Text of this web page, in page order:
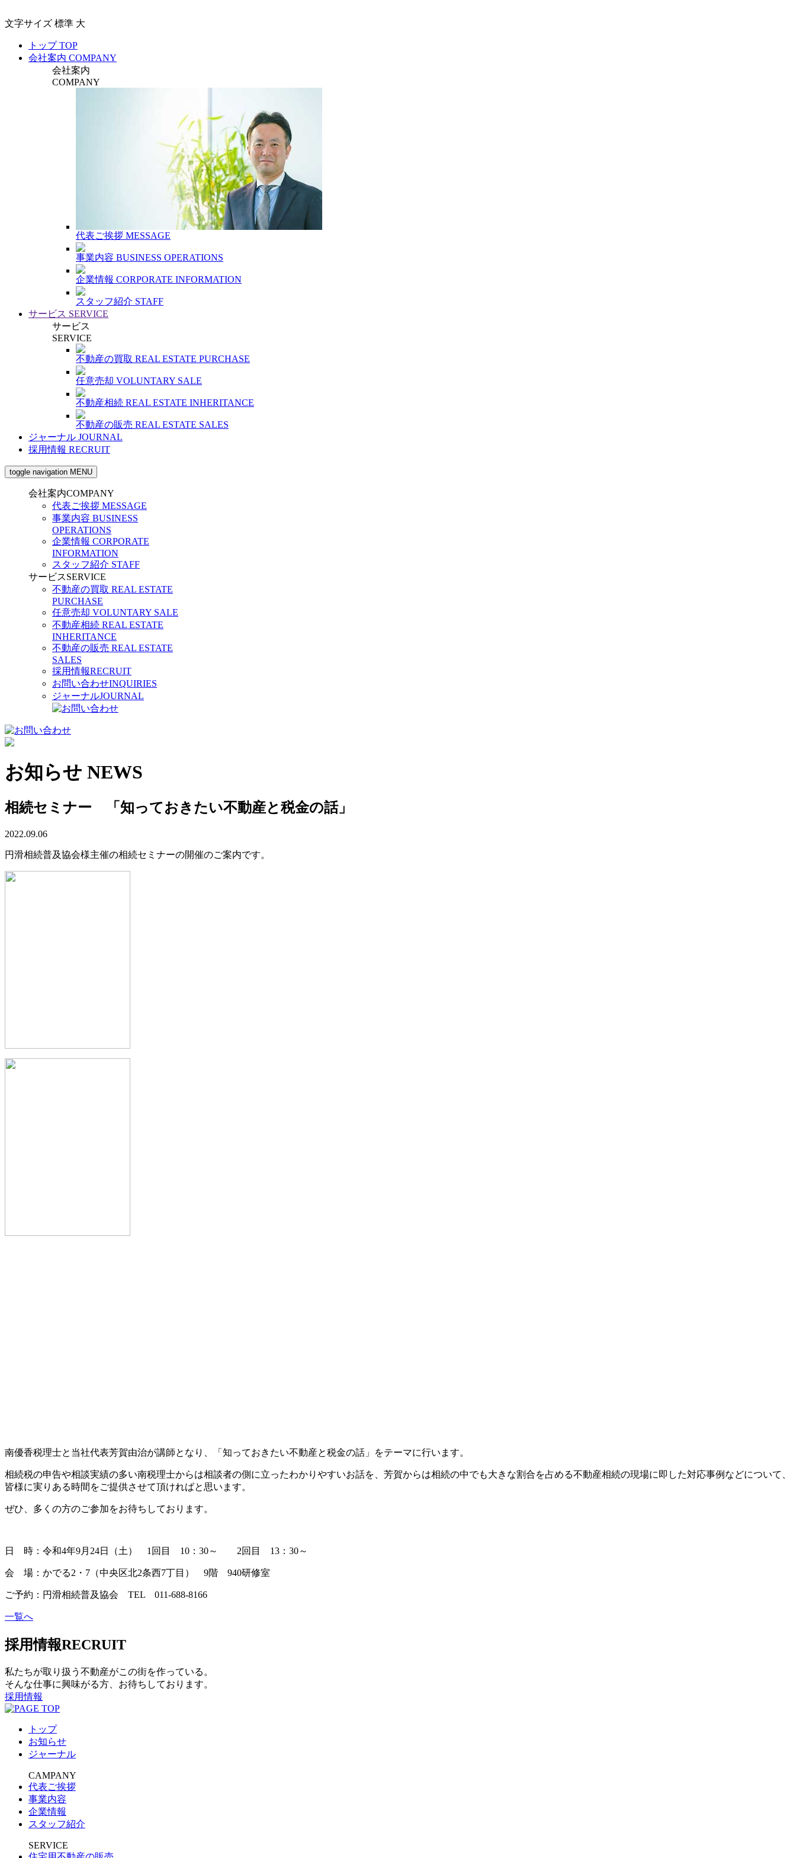
文字サイズ 標準 大
トップTOP
会社案内 COMPANY
会社案内
COMPANY
代表ご挨拶 MESSAGE
事業内容 BUSINESS OPERATIONS
企業情報 CORPORATE INFORMATION
スタッフ紹介 STAFF
サービス SERVICE
サービス
SERVICE
不動産の買取 REAL ESTATE PURCHASE
任意売却 VOLUNTARY SALE
不動産相続 REAL ESTATE INHERITANCE
不動産の販売 REAL ESTATE SALES
ジャーナル JOURNAL
採用情報 RECRUIT
toggle navigation MENU
会社案内COMPANY
代表ご挨拶 MESSAGE
事業内容 BUSINESS
OPERATIONS
企業情報 CORPORATE
INFORMATION
スタッフ紹介 STAFF
サービスSERVICE
不動産の買取 REAL ESTATE
PURCHASE
任意売却 VOLUNTARY SALE
不動産相続 REAL ESTATE
INHERITANCE
不動産の販売 REAL ESTATE
SALES
採用情報RECRUIT
お問い合わせINQUIRIES
ジャーナルJOURNAL
お知らせ NEWS
相続セミナー 「知っておきたい不動産と税金の話」
2022.09.06
円滑相続普及協会様主催の相続セミナーの開催のご案内です。
南優香税理士と当社代表芳賀由治が講師となり、「知っておきたい不動産と税金の話」をテーマに行います。
相続税の申告や相談実績の多い南税理士からは相談者の側に立ったわかりやすいお話を、芳賀からは相続の中でも大きな割合を占める不動産相続の現場に即した対応事例などについて、
皆様に実りある時間をご提供させて頂ければと思います。
ぜひ、多くの方のご参加をお待ちしております。
日 時：令和4年9月24日（土） 1回目 10：30～ 2回目 13：30～
会 場：かでる2・7（中央区北2条西7丁目） 9階 940研修室
ご予約：円滑相続普及協会 TEL 011-688-8166
一覧へ
採用情報RECRUIT
私たちが取り扱う不動産がこの街を作っている。
そんな仕事に興味がる方、お待ちしております。
採用情報
トップ
お知らせ
ジャーナル
CAMPANY
代表ご挨拶
事業内容
企業情報
スタッフ紹介
SERVICE